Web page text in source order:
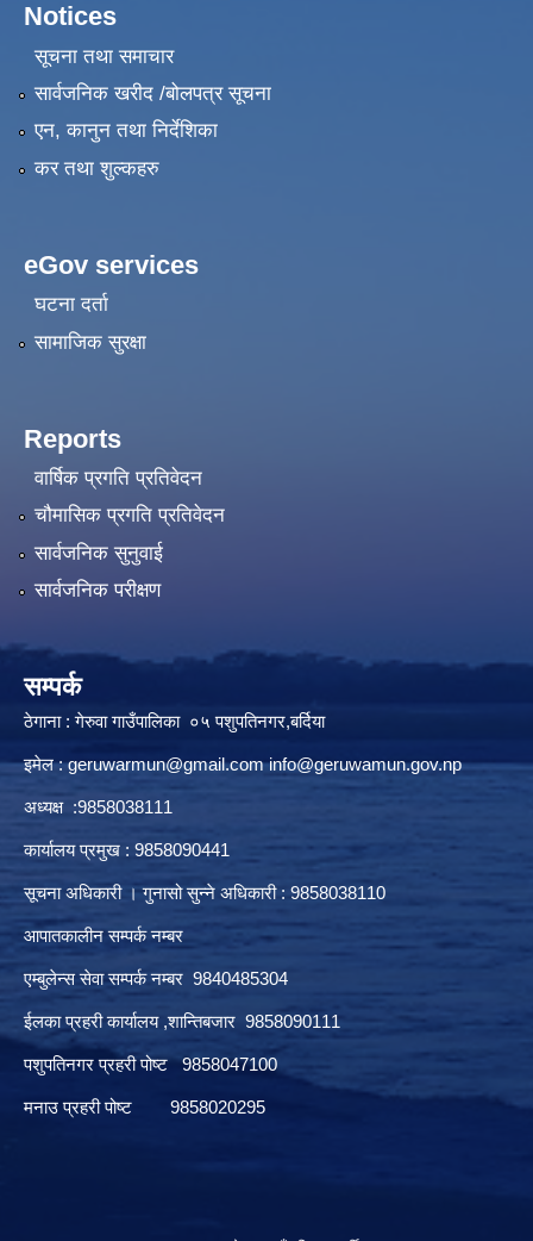
Notices
सूचना तथा समाचार
सार्वजनिक खरीद /बोलपत्र सूचना
एन, कानुन तथा निर्देशिका
कर तथा शुल्कहरु
eGov services
घटना दर्ता
सामाजिक सुरक्षा
Reports
वार्षिक प्रगति प्रतिवेदन
चौमासिक प्रगति प्रतिवेदन
सार्वजनिक सुनुवाई
सार्वजनिक परीक्षण
सम्पर्क
ठेगाना : गेरुवा गाउँपालिका ०५ पशुपतिनगर,बर्दिया
इमेल :geruwarmun@gmail.com info@geruwamun.gov.np
अध्यक्ष :9858038111
कार्यालय प्रमुख : 9858090441
सूचना अधिकारी । गुनासो सुन्ने अधिकारी : 9858038110
आपातकालीन सम्पर्क नम्बर
एम्बुलेन्स सेवा सम्पर्क नम्बर 9840485304
ईलका प्रहरी कार्यालय ,शान्तिबजार 9858090111
पशुपतिनगर प्रहरी पोष्ट 9858047100
मनाउ प्रहरी पोष्ट 9858020295